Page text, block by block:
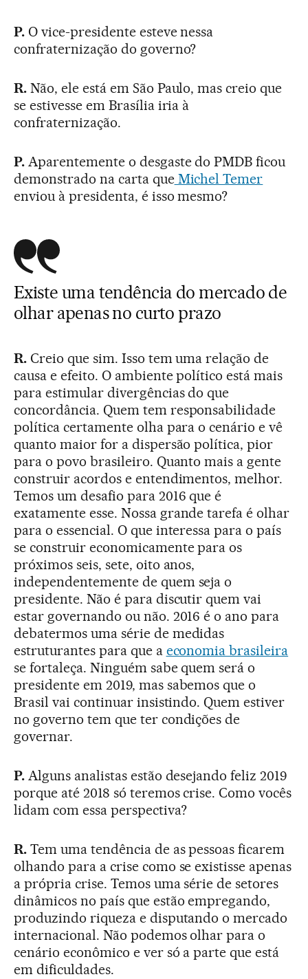
P.O vice-presidente esteve nessa
confraternização do governo?
R.Não, ele está em São Paulo, mas creio que
se estivesse em Brasília iria à
confraternização.
P.Aparentemente o desgaste do PMDB ficou
demonstrado na carta queMichel Temer
enviou à presidenta, é isso mesmo?
Existe uma tendência do mercado de
olhar apenas no curto prazo
R.Creio que sim. Isso tem uma relação de
causa e efeito. O ambiente político está mais
para estimular divergências do que
concordância. Quem tem responsabilidade
política certamente olha para o cenário e vê
quanto maior for a dispersão política, pior
para o povo brasileiro. Quanto mais a gente
construir acordos e entendimentos, melhor.
Temos um desafio para 2016 que é
exatamente esse. Nossa grande tarefa é olhar
para o essencial. O que interessa para o país
se construir economicamente para os
próximos seis, sete, oito anos,
independentemente de quem seja o
presidente. Não é para discutir quem vai
estar governando ou não. 2016 é o ano para
debatermos uma série de medidas
estruturantes para que a economia brasileira
se fortaleça. Ninguém sabe quem será o
presidente em 2019, mas sabemos que o
Brasil vai continuar insistindo. Quem estiver
no governo tem que ter condições de
governar.
P.Alguns analistas estão desejando feliz 2019
porque até 2018 só teremos crise. Como vocês
lidam com essa perspectiva?
R.Tem uma tendência de as pessoas ficarem
olhando para a crise como se existisse apenas
a própria crise. Temos uma série de setores
dinâmicos no país que estão empregando,
produzindo riqueza e disputando o mercado
internacional. Não podemos olhar para o
cenário econômico e ver só a parte que está
em dificuldades.